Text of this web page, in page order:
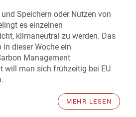
Speichern oder Nutzen von
es einzelnen
klimaneutral zu werden. Das
dieser Woche ein
Management
will man sich frühzeitig bei EU
MEHR LESEN